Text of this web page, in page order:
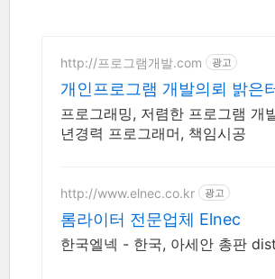
http://프로그램개발.com 광고
개인프로그램 개발의뢰 밝은
프로그래밍, 저렴한 프로그램 개
년경력 프로그래머, 책임시공
http://www.elnec.co.kr 광고
롬라이터 전문업체 Elnec
한국엘넥 - 한국, 아세안 총판